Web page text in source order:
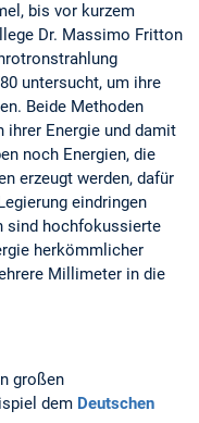
bis vor kurzem
Dr. Massimo Fritton
untersucht, um ihre
Beide Methoden
ihrer Energie und damit
noch Energien, die
erzeugt werden, dafür
eindringen
sind hochfokussierte
herkömmlicher
Millimeter in die
großen
dem Deutschen